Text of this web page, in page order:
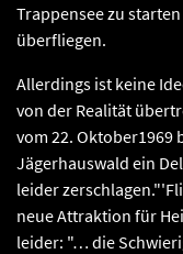
Trappensee zu
überfliegen.
Allerdings ist keine
von der Realität
vom 22. Oktober1969
Jägerhauswald ein
leider
neue Attraktion für
leider: "… die